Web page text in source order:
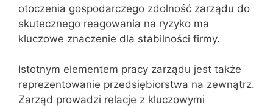
otoczenia gospodarczego zdolność zarządu do
skutecznego reagowania na ryzyko ma
kluczowe znaczenie dla stabilności firmy.
Istotnym elementem pracy zarządu jest także
reprezentowanie przedsiębiorstwa na zewnątrz.
Zarząd prowadzi relacje z kluczowymi